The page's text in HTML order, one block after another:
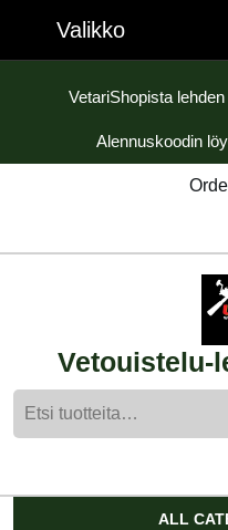
content
ValikkoValikko
VetariShopista
Alennuskoodin
Vetouistelu-
ALL